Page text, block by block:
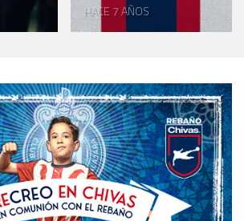
HACE 7 AÑOS